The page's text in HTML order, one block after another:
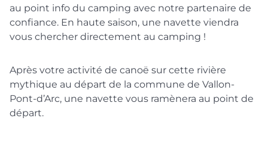
au point info du camping avec notre partenaire de
confiance. En haute saison, une navette viendra
vous chercher directement au camping !
Après votre activité de canoë sur cette rivière
mythique au départ de la commune de Vallon-
Pont-d’Arc, une navette vous ramènera au point de
départ.